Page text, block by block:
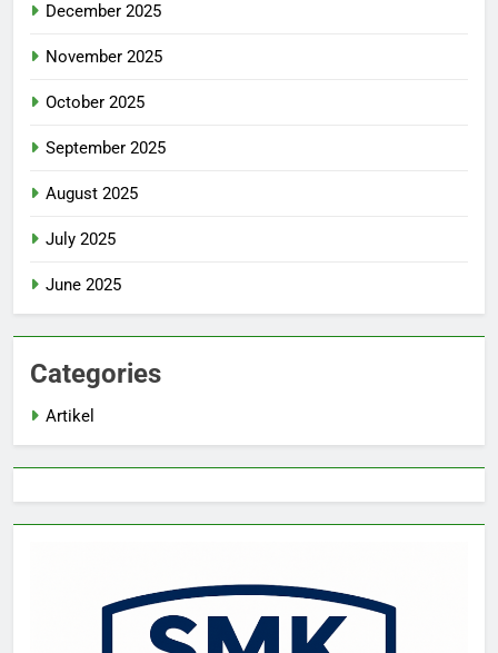
December 2025
November 2025
October 2025
September 2025
August 2025
July 2025
June 2025
Categories
Artikel